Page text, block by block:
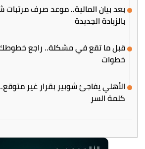
بالزيادة الجديدة
خطوات
الأهلي يفاجئ شوبير بقرار غير
كلمة السر